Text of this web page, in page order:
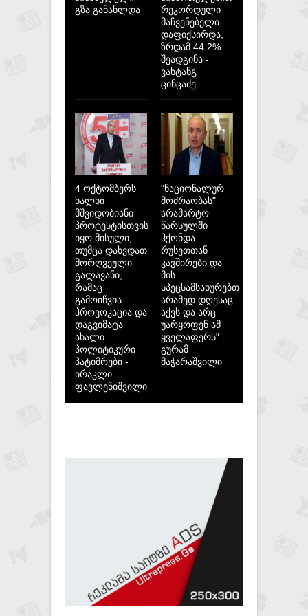
გზა განახლდა
რეკორდული
მაჩვენებელი
დაფიქსირდა,
ზრდამ 44.2%
შეადგინა -
ვახტანგ
ცინცაძე
4 ოქტომბერს
ხალხი
მშვიდობიანი
პროტესტისთვის
იყო მისული,
თუმცა დახვდათ
მორღვეული
გალავანი,
რამაც
გამოიწვია
პროვოკაცია და
დაგვიმატა
ახალი
პოლიტიკური
პატიმრები -
ირაკლი
ფავლენიშვილი
"ნაციონალურ
მოძრაობას"
არამარტო
წარსულში
ჰქონდა
რუსეთთან
კავშირები და
მის
სპეცსამსახურებთან,
არამედ დღესაც
აქვს და არც
უარყოფენ ამ
ყველაფერს" -
გურამ
მაჭარაშვილი